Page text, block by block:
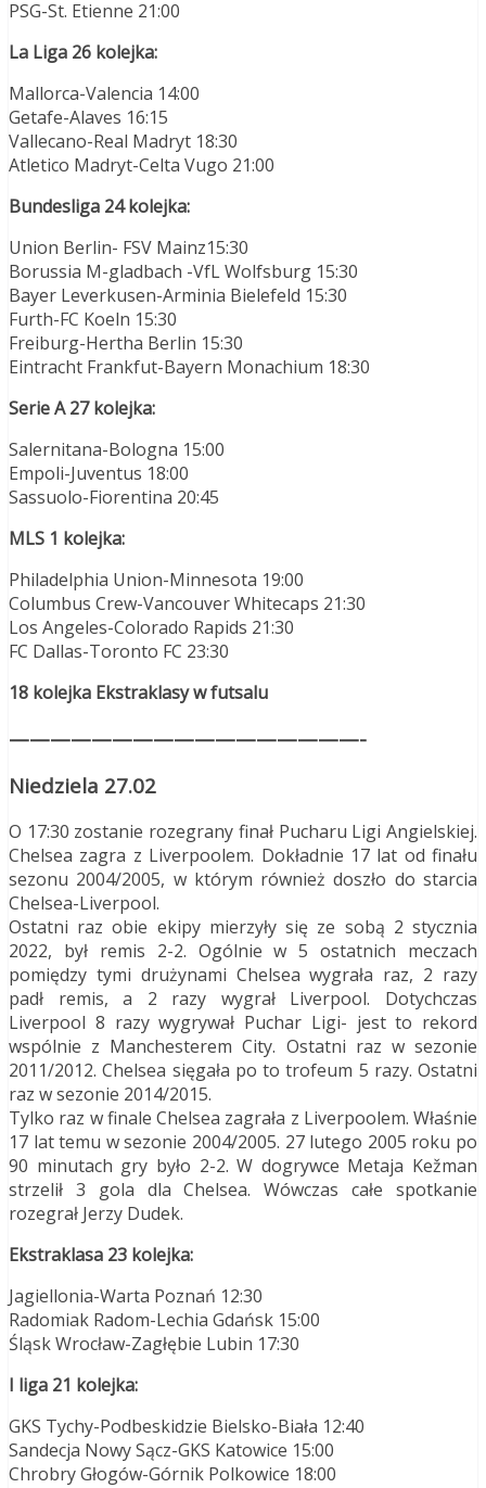
PSG-St. Etienne 21:00
La Liga 26 kolejka:
Mallorca-Valencia 14:00
Getafe-Alaves 16:15
Vallecano-Real Madryt 18:30
Atletico Madryt-Celta Vugo 21:00
Bundesliga 24 kolejka:
Union Berlin- FSV Mainz15:30
Borussia M-gladbach -VfL Wolfsburg 15:30
Bayer Leverkusen-Arminia Bielefeld 15:30
Furth-FC Koeln 15:30
Freiburg-Hertha Berlin 15:30
Eintracht Frankfut-Bayern Monachium 18:30
Serie A 27 kolejka:
Salernitana-Bologna 15:00
Empoli-Juventus 18:00
Sassuolo-Fiorentina 20:45
MLS 1 kolejka:
Philadelphia Union-Minnesota 19:00
Columbus Crew-Vancouver Whitecaps 21:30
Los Angeles-Colorado Rapids 21:30
FC Dallas-Toronto FC 23:30
18 kolejka Ekstraklasy w futsalu
—————————————————-
Niedziela 27.02
O 17:30 zostanie rozegrany finał Pucharu Ligi Angielskiej.
Chelsea zagra z Liverpoolem. Dokładnie 17 lat od finału
sezonu 2004/2005, w którym również doszło do starcia
Chelsea-Liverpool.
Ostatni raz obie ekipy mierzyły się ze sobą 2 stycznia
2022, był remis 2-2. Ogólnie w 5 ostatnich meczach
pomiędzy tymi drużynami Chelsea wygrała raz, 2 razy
padł remis, a 2 razy wygrał Liverpool. Dotychczas
Liverpool 8 razy wygrywał Puchar Ligi- jest to rekord
wspólnie z Manchesterem City. Ostatni raz w sezonie
2011/2012. Chelsea sięgała po to trofeum 5 razy. Ostatni
raz w sezonie 2014/2015.
Tylko raz w finale Chelsea zagrała z Liverpoolem. Właśnie
17 lat temu w sezonie 2004/2005. 27 lutego 2005 roku po
90 minutach gry było 2-2. W dogrywce Metaja Kežman
strzelił 3 gola dla Chelsea. Wówczas całe spotkanie
rozegrał Jerzy Dudek.
Ekstraklasa 23 kolejka:
Jagiellonia-Warta Poznań 12:30
Radomiak Radom-Lechia Gdańsk 15:00
Śląsk Wrocław-Zagłębie Lubin 17:30
I liga 21 kolejka:
GKS Tychy-Podbeskidzie Bielsko-Biała 12:40
Sandecja Nowy Sącz-GKS Katowice 15:00
Chrobry Głogów-Górnik Polkowice 18:00